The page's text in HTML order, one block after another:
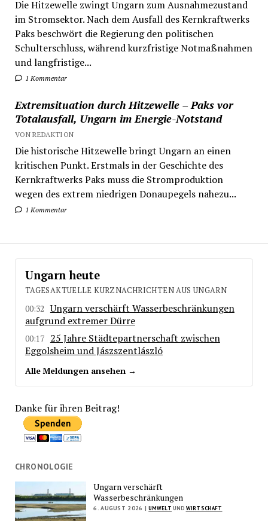
Die Hitzewelle zwingt Ungarn zum Ausnahmezustand
im Stromsektor. Nach dem Ausfall des Kernkraftwerks
Paks beschwört die Regierung den politischen
Schulterschluss, während kurzfristige Notmaßnahmen
und langfristige...
1 Kommentar
Extremsituation durch Hitzewelle – Paks vor
Totalausfall, Ungarn im Energie-Notstand
VON REDAKTION
Die historische Hitzewelle bringt Ungarn an einen
kritischen Punkt. Erstmals in der Geschichte des
Kernkraftwerks Paks muss die Stromproduktion
wegen des extrem niedrigen Donaupegels nahezu...
1 Kommentar
Ungarn heute
TAGESAKTUELLE KURZNACHRICHTEN AUS UNGARN
00:32
Ungarn verschärft Wasserbeschränkungen
aufgrund extremer Dürre
00:17
25 Jahre Städtepartnerschaft zwischen
Eggolsheim und Jászszentlászló
Alle Meldungen ansehen →
Danke für ihren Beitrag!
CHRONOLOGIE
Ungarn verschärft
Wasserbeschränkungen
6. AUGUST 2026 | UMWELT UND WIRTSCHAFT